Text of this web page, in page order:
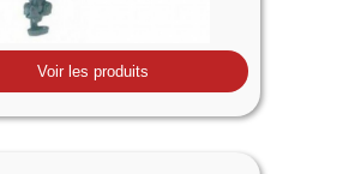
Voir les produits